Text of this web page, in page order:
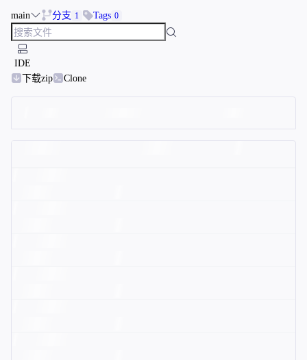
main 分支 1 Tags 0
IDE
下载zip
Clone